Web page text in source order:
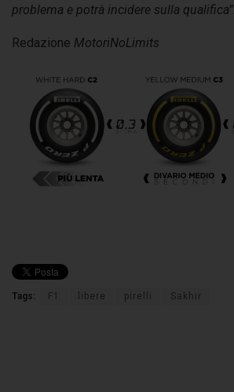
problema e potrà incidere sulla qualifica”.
Redazione MotoriNoLimits
Tags: F1 libere pirelli Sakhir